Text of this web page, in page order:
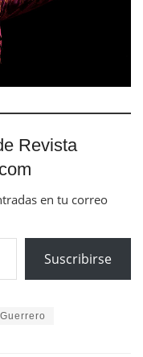
Revista
en tu correo
Suscribirse